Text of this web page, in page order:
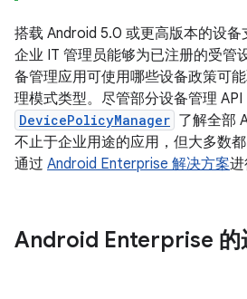
搭载 Android 5.0 或更高版本的设
企业 IT 管理员能够为已注册的受管
备管理应用可使用哪些设备政策可
理模式类型。尽管部分设备管理 API
DevicePolicyManager 了解全部
不止于企业用途的应用，但大多数
通过 Android Enterprise 解决方案进
Android Enterprise 的